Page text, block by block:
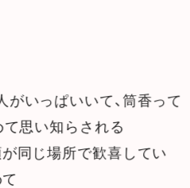
いっぱいいて、筒香って
て思い知らされる
同じ場所で歓喜してい